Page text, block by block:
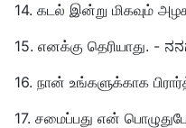
14. கடல் இன்று மிகவும்
15. எனக்கு தெரியாது. -
16. நான் உங்களுக்காக
17. சமைப்பது என்